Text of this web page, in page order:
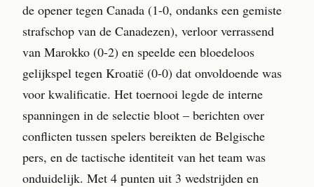
de opener tegen Canada (1-0, ondanks een gemiste
strafschop van de Canadezen), verloor verrassend
van Marokko (0-2) en speelde een bloedeloos
gelijkspel tegen Kroatië (0-0) dat onvoldoende was
voor kwalificatie. Het toernooi legde de interne
spanningen in de selectie bloot – berichten over
conflicten tussen spelers bereikten de Belgische
pers, en de tactische identiteit van het team was
onduidelijk. Met 4 punten uit 3 wedstrijden en